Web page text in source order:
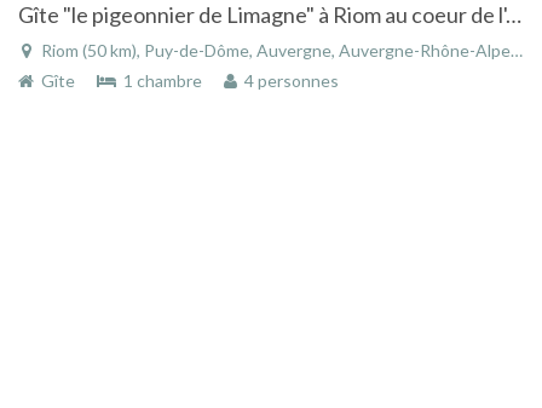
Gîte "le pigeonnier de Limagne" à Riom au coeur de l'Auvergne, en plein campagne avec piscine
Riom (50 km), Puy-de-Dôme, Auvergne, Auvergne-Rhône-Alpes, France
Gîte
1 chambre 4 personnes